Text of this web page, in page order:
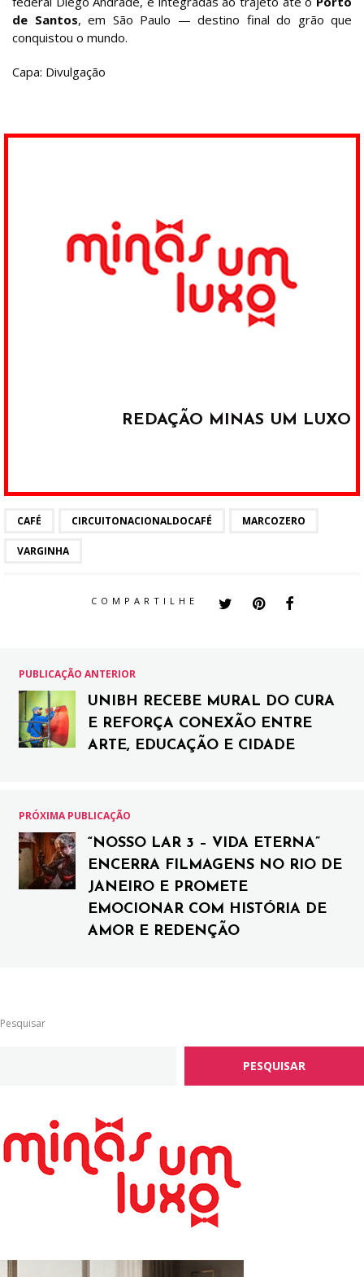
de Santos, em São Paulo — destino final do grão que
conquistou o mundo.
Capa: Divulgação
REDAÇÃO MINAS UM LUXO
CAFÉ CIRCUITONACIONALDOCAFÉ MARCOZERO
VARGINHA
COMPARTILHE
PUBLICAÇÃO ANTERIOR
UNIBH RECEBE MURAL DO CURA
E REFORÇA CONEXÃO ENTRE
ARTE, EDUCAÇÃO E CIDADE
PRÓXIMA PUBLICAÇÃO
“NOSSO LAR 3 – VIDA ETERNA”
ENCERRA FILMAGENS NO RIO DE
JANEIRO E PROMETE
EMOCIONAR COM HISTÓRIA DE
AMOR E REDENÇÃO
Pesquisar
PESQUISAR